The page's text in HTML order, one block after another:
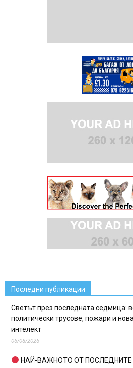
Последни публикации
Светът през последната седмица:
политически трусове, пожари и
интелект
06/08/2026
НАЙ-ВАЖНОТО ОТ ПОСЛЕДНИТЕ